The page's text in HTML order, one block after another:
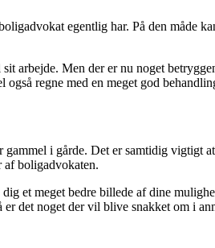
egentlig har. På den måde
Men der er nu noget
regne med en meget god
i gårde. Det er samtidig vigtigt
af boligadvokaten.
et meget bedre billede af dine
det noget der vil blive snakket om i